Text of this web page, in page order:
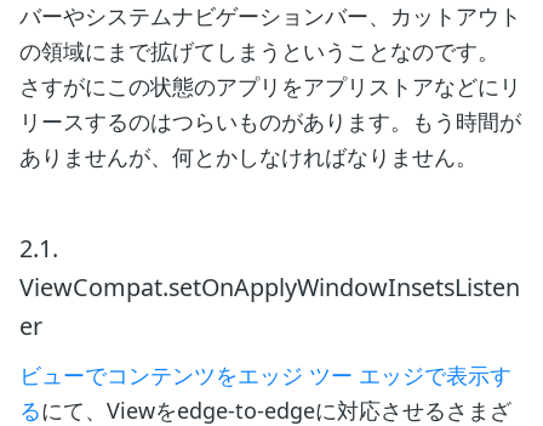
バーやシステムナビゲーションバー、カットアウト
の領域にまで拡げてしまうということなのです。
さすがにこの状態のアプリをアプリストアなどにリ
リースするのはつらいものがあります。もう時間が
ありませんが、何とかしなければなりません。
2.1.
ViewCompat.setOnApplyWindowInsetsListen
er
ビューでコンテンツをエッジ ツー エッジで表示す
るにて、Viewをedge-to-edgeに対応させるさまざ